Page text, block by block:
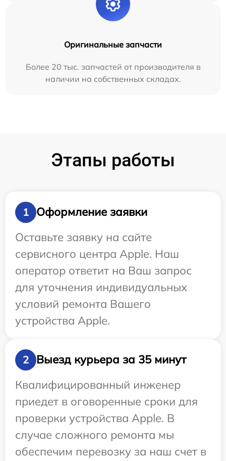
Оригинальные запчасти
Более 20 тыс. запчастей от производителя в
наличии на собственных складах.
Этапы работы
1
Оформление заявки
Оставьте заявку на сайте
сервисного центра Apple. Наш
оператор ответит на Ваш запрос
для уточнения индивидуальных
условий ремонта Вашего
устройства Apple.
2
Выезд курьера за 35 минут
Квалифицированный инженер
приедет в оговоренные сроки для
проверки устройства Apple. В
случае сложного ремонта мы
обеспечим перевозку за наш счет в